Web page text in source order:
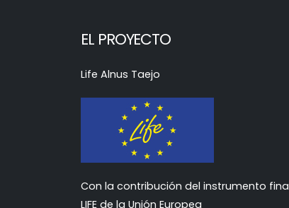
EL PROYECTO
Life Alnus Taejo
Con la contribución del instrumento
LIFE de la Unión Europea